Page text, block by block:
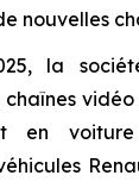
nouvelles
la
en voiture